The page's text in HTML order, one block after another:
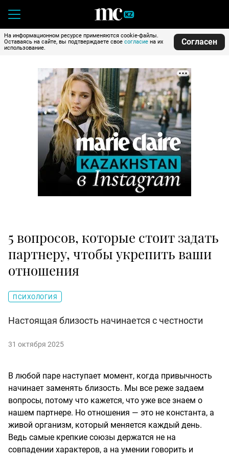
На информационном ресурсе применяются cookie-файлы.
Оставаясь на сайте, вы подтверждаете свое согласие на их
использование.
Согласен
5 вопросов, которые стоит задать
партнеру, чтобы укрепить ваши
отношения
ПСИХОЛОГИЯ
Настоящая близость начинается с честности
31 октября 2025
В любой паре наступает момент, когда привычность
начинает заменять близость. Мы все реже задаем
вопросы, потому что кажется, что уже все знаем о
нашем партнере. Но отношения — это не константа, а
живой организм, который меняется каждый день.
Ведь самые крепкие союзы держатся не на
совпадении характеров, а на умении говорить и